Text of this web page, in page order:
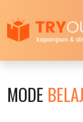
MODE